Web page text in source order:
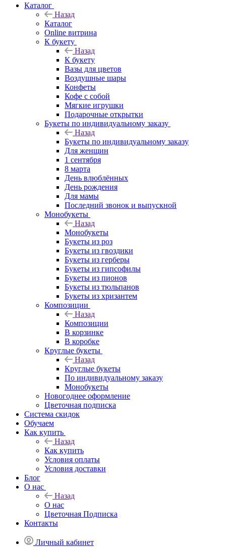
Каталог
Назад
Каталог
Online витрина
К букету
Назад
К букету
Вазы для цветов
Воздушные шары
Конфеты
Кофе с собой
Мягкие игрушки
Подарочные открытки
Букеты по индивидуальному заказу
Назад
Букеты по индивидуальному заказу
Для женщин
1 сентября
8 марта
День влюблённых
День рождения
Для мамы
Последний звонок и выпускной
Монобукеты
Назад
Монобукеты
Букеты из роз
Букеты из гвоздики
Букеты из герберы
Букеты из гипсофилы
Букеты из пионов
Букеты из тюльпанов
Букеты из хризантем
Композиции
Назад
Композиции
В корзинке
В коробке
Круглые букеты
Назад
Круглые букеты
По индивидуальному заказу
Монобукеты
Новогоднее оформление
Цветочная подписка
Система скидок
Обучаем
Как купить
Назад
Как купить
Условия оплаты
Условия доставки
Блог
О нас
Назад
О нас
Цветочная Подписка
Контакты
Личный кабинет